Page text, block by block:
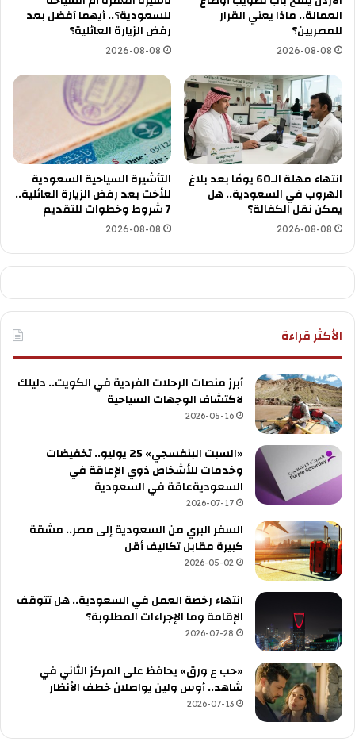
العمالة.. ماذا يعني القرار
للمصريين؟
2026-08-08
للسعودية؟.. أيهما أفضل بعد
رفض الزيارة العائلية؟
2026-08-08
انتهاء مهلة الـ60 يومًا بعد بلاغ
الهروب في السعودية.. هل
يمكن نقل الكفالة؟
2026-08-08
التأشيرة السياحية السعودية
للأخت بعد رفض الزيارة العائلية..
7 شروط وخطوات للتقديم
2026-08-08
الأكثر قراءة
أبرز منصات الرحلات الفردية في الكويت.. دليلك
لاكتشاف الوجهات السياحية
2026-05-16
«السبت البنفسجي» 25 يوليو.. تخفيضات
وخدمات للأشخاص ذوي الإعاقة في
السعوديةعاقة في السعودية
2026-07-17
السفر البري من السعودية إلى مصر.. مشقة
كبيرة مقابل تكاليف أقل
2026-05-02
انتهاء رخصة العمل في السعودية.. هل تتوقف
الإقامة وما الإجراءات المطلوبة؟
2026-07-28
«حب ع ورق» يحافظ على المركز الثاني في
شاهد.. أوس ولين يواصلان خطف الأنظار
2026-07-13